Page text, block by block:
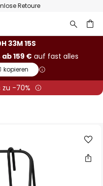
Retoure
33M 15S
ab 159 €auf fast alles
kopieren
zu -70%